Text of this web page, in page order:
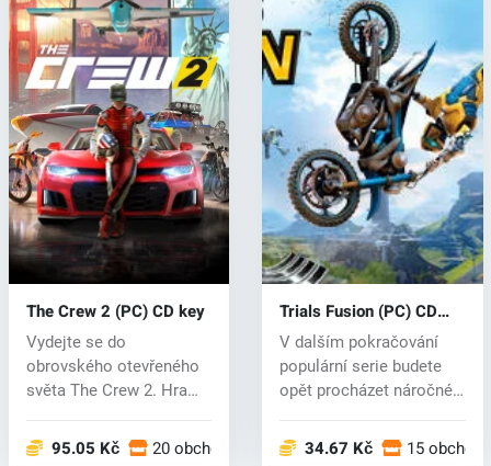
The Crew 2 (PC) CD key
Vydejte se do
obrovského otevřeného
světa The Crew 2. Hra
95.05 Kč 20 obchodech
Trials Fusion (PC) CD
key
V dalším pokračování
populární serie budete
opět procházet náročné
34.67 Kč 15